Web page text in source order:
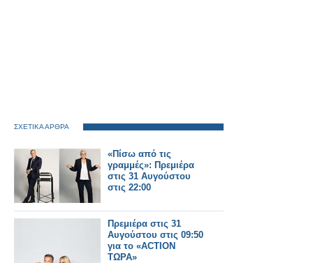
ΣΧΕΤΙΚΑ ΑΡΘΡΑ
«Πίσω από τις
γραμμές»: Πρεμιέρα
στις 31 Αυγούστου
στις 22:00
Πρεμιέρα στις 31
Αυγούστου στις 09:50
για το «ACTION
ΤΩΡΑ»